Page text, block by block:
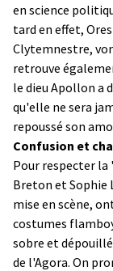
en science
tard en effet,
Clytemnestre,
retrouve
le dieu Apollon a
qu'elle ne sera
repoussé son
Confusion et
Pour respecter la
Breton et Sophie
mise en scène,
costumes
sobre et
de l'Agora. On